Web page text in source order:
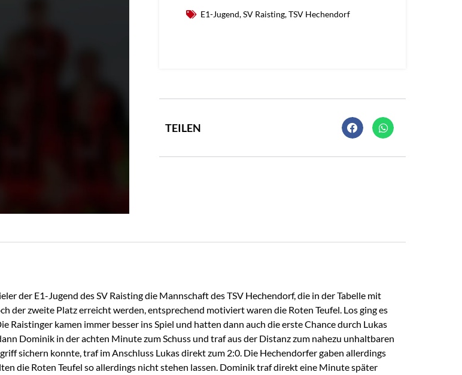
E1-Jugend,SV Raisting,TSV Hechendorf
TEILEN
der E1-Jugend des SV Raisting die Mannschaft des TSV Hechendorf, die in der Tabelle mit
der zweite Platz erreicht werden, entsprechend motiviert waren die Roten Teufel. Los ging es
kamen immer besser ins Spiel und hatten dann auch die erste Chance durch Lukas
Dominik in der achten Minute zum Schuss und traf aus der Distanz zum nahezu unhaltbaren
sichern konnte, traf im Anschluss Lukas direkt zum 2:0. Die Hechendorfer gaben allerdings
die Roten Teufel so allerdings nicht stehen lassen. Dominik traf direkt eine Minute später